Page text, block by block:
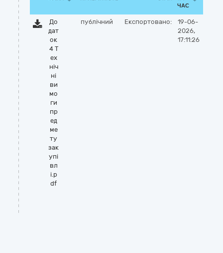
ЧАС
До
дат
ок
4 Т
ех
ніч
ні
ви
мо
ги
пр
ед
ме
ту
зак
упі
вл
і.p
df
публічний Експортовано:
19-06-
2026,
17:11:26